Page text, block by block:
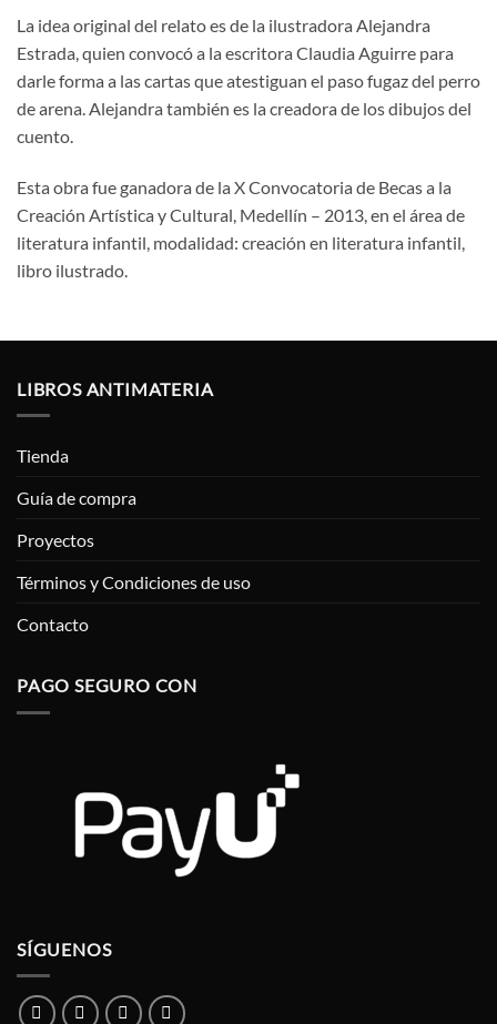
La idea original del relato es de la ilustradora Alejandra
Estrada, quien convocó a la escritora Claudia Aguirre para
darle forma a las cartas que atestiguan el paso fugaz del perro
de arena. Alejandra también es la creadora de los dibujos del
cuento.
Esta obra fue ganadora de la X Convocatoria de Becas a la
Creación Artística y Cultural, Medellín – 2013, en el área de
literatura infantil, modalidad: creación en literatura infantil,
libro ilustrado.
LIBROS ANTIMATERIA
Tienda
Guía de compra
Proyectos
Términos y Condiciones de uso
Contacto
PAGO SEGURO CON
SÍGUENOS